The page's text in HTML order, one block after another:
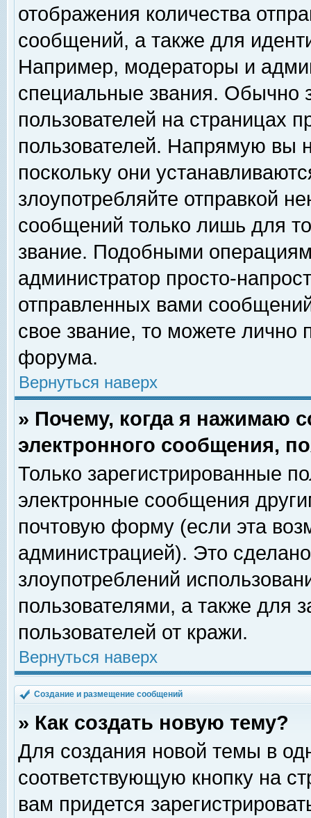
отображения количества
сообщений, а также для
Например, модераторы и
специальные звания. Обычно
пользователей на страницах
пользователей. Напрямую вы
поскольку они
злоупотребляйте отправкой
сообщений только лишь для
звание. Подобными
администратор просто-
отправленных вами
свое звание, то можете лично
форума.
Вернуться наверх
» Почему, когда я нажимаю
электронного сообщения,
Только зарегистрированные
электронные сообщения
почтовую форму (если эта
администрацией). Это
злоупотреблений
пользователями, а также для
пользователей от кражи.
Вернуться наверх
Создание и размещение сообщений
» Как создать новую тему?
Для создания новой темы в
соответствующую кнопку на
вам придется